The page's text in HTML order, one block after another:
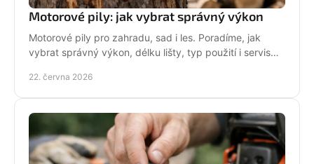
Motorové pily: jak vybrat správný výkon
Motorové pily pro zahradu, sad i les. Poradíme, jak
vybrat správný výkon, délku lišty, typ použití i servis
22. června 2026